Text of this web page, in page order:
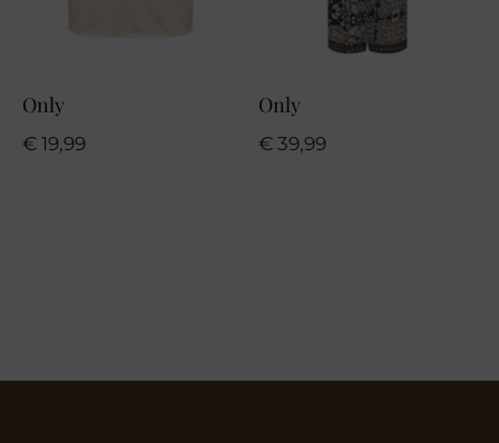
Only
€ 19,99
Only
€ 39,99